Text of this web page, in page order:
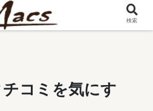
コミを気にす
検索